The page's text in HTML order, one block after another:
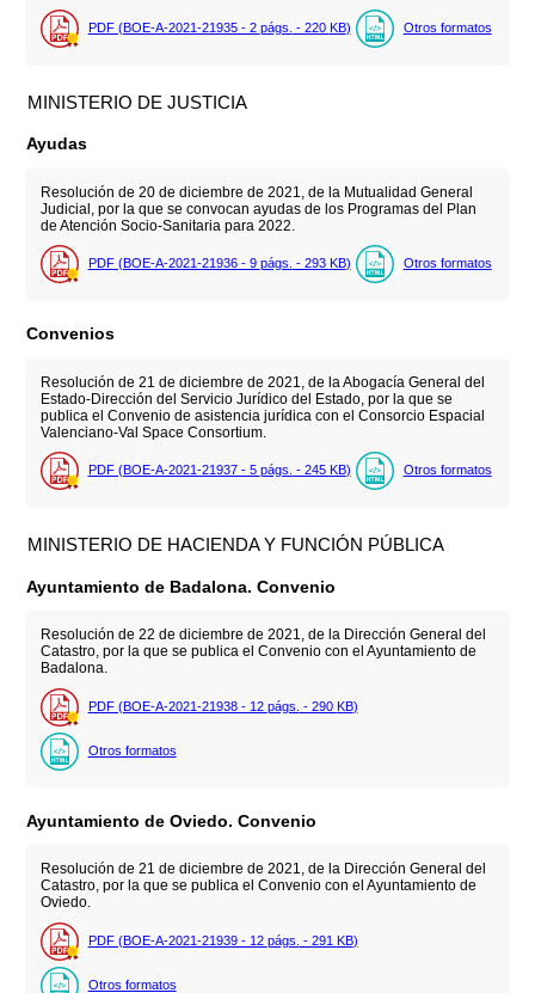
PDF (BOE-A-2021-21935 - 2 págs. - 220 KB) Otros formatos
MINISTERIO DE JUSTICIA
Ayudas
Resolución de 20 de diciembre de 2021, de la Mutualidad General
Judicial, por la que se convocan ayudas de los Programas del Plan
de Atención Socio-Sanitaria para 2022.
PDF (BOE-A-2021-21936 - 9 págs. - 293 KB) Otros formatos
Convenios
Resolución de 21 de diciembre de 2021, de la Abogacía General del
Estado-Dirección del Servicio Jurídico del Estado, por la que se
publica el Convenio de asistencia jurídica con el Consorcio Espacial
Valenciano-Val Space Consortium.
PDF (BOE-A-2021-21937 - 5 págs. - 245 KB) Otros formatos
MINISTERIO DE HACIENDA Y FUNCIÓN PÚBLICA
Ayuntamiento de Badalona. Convenio
Resolución de 22 de diciembre de 2021, de la Dirección General del
Catastro, por la que se publica el Convenio con el Ayuntamiento de
Badalona.
PDF (BOE-A-2021-21938 - 12 págs. - 290 KB)
Otros formatos
Ayuntamiento de Oviedo. Convenio
Resolución de 21 de diciembre de 2021, de la Dirección General del
Catastro, por la que se publica el Convenio con el Ayuntamiento de
Oviedo.
PDF (BOE-A-2021-21939 - 12 págs. - 291 KB)
Otros formatos